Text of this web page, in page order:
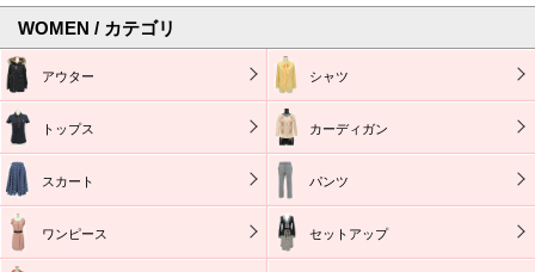
WOMEN / カテゴリ
アウター シャツ
トップス カーディガン
スカート パンツ
ワンピース セットアップ